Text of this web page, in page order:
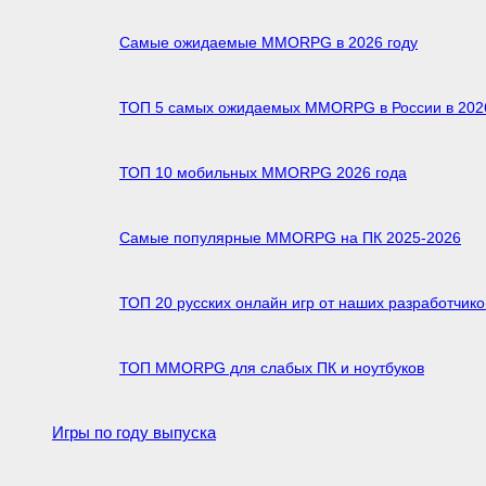
Самые ожидаемые MMORPG в 2026 году
ТОП 5 самых ожидаемых MMORPG в России в
ТОП 10 мобильных MMORPG 2026 года
Самые популярные MMORPG на ПК 2025-2026
ТОП 20 русских онлайн игр от наших
ТОП MMORPG для слабых ПК и ноутбуков
Игры по году выпуска